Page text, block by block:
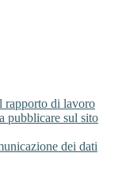
rapporto di lavoro
pubblicare sul sito
dei dati